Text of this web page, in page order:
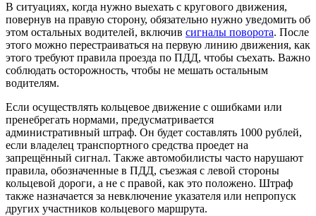
В ситуациях, когда нужно выехать с кругового движения,
повернув на правую сторону, обязательно нужно уведомить об
этом остальных водителей, включив сигналы поворота. После
этого можно перестраиваться на первую линию движения, как
этого требуют правила проезда по ПДД, чтобы съехать. Важно
соблюдать осторожность, чтобы не мешать остальным
водителям.
Если осуществлять кольцевое движение с ошибками или
пренебрегать нормами, предусматривается
административный штраф. Он будет составлять 1000 рублей,
если владелец транспортного средства проедет на
запрещённый сигнал. Также автомобилисты часто нарушают
правила, обозначенные в ПДД, съезжая с левой стороны
кольцевой дороги, а не с правой, как это положено. Штраф
также назначается за невключение указателя или непропуск
других участников кольцевого маршрута.